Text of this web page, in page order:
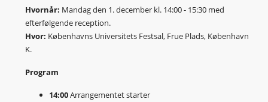
Hvornår: Mandag den 1. december kl. 14:00 - 15:30 med
efterfølgende reception.
Hvor: Københavns Universitets Festsal, Frue Plads, København
K.
Program
14:00Arrangementet starter